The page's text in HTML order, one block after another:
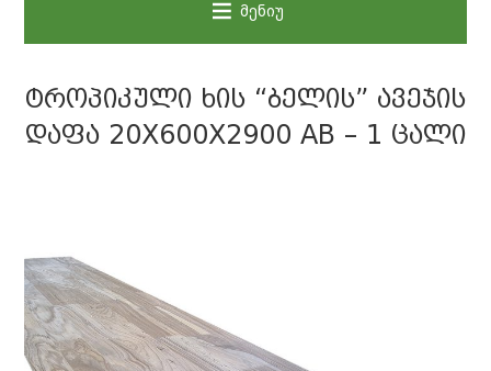
მენიუ
ᲢᲠᲝᲞᲘᲙᲣᲚᲘ ᲮᲘᲡ “ᲑᲔᲚᲘᲡ” ᲐᲕᲔᲯᲘᲡ
ᲓᲐᲤᲐ 20X600X2900 AB – 1 ᲪᲐᲚᲘ